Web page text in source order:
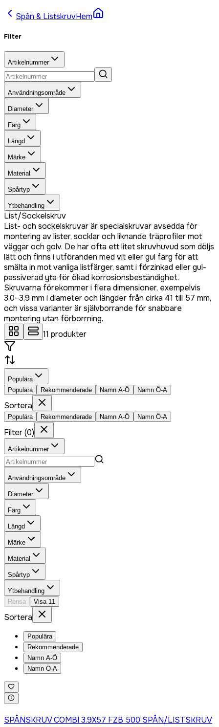
Spån & ListskruvHem
Filter
Artikelnummer
Användningsområde
Diameter
Färg
Längd
Märke
Material
Spårtyp
Ytbehandling
List/Sockelskruv
List- och sockelskruvar är specialskruvar avsedda för
montering av lister, socklar och liknande träprofiler mot
väggar och golv. De har ofta ett litet skruvhuvud som döljs
lätt och finns i utföranden med vit eller gul färg för att
smälta in mot vanliga listfärger, samt i förzinkad eller gul-
passiverad yta för ökad korrosionsbeständighet.
Skruvarna förekommer i flera dimensioner, exempelvis
3,0–3,9 mm i diameter och längder från cirka 41 till 57 mm,
och vissa varianter är självborrande för snabbare
montering utan förborrning.
11 produkter
Populära
Populära
Rekommenderade Namn A-Ö Namn Ö-A
Sortera
Populära Rekommenderade Namn A-Ö Namn Ö-A
Filter(0)
Artikelnummer
Användningsområde
Diameter
Färg
Längd
Märke
Material
Spårtyp
Ytbehandling
Rensa
Visa 11
Sortera
Populära
Rekommenderade
Namn A-Ö
Namn Ö-A
SPÅNSKRUV COMBI 3.9X57 FZB 500 SPÅN/LISTSKRUV